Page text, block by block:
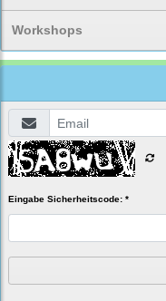
Workshops
Eingabe Sicherheitscode: *